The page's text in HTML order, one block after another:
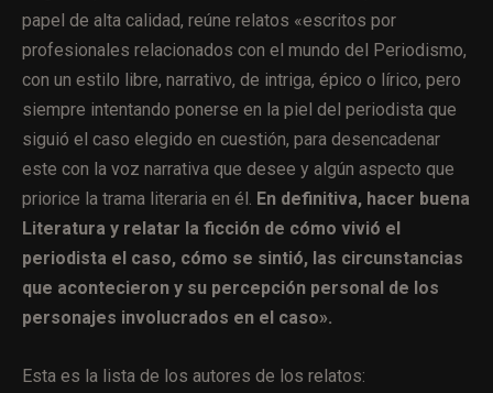
papel de alta calidad, reúne relatos «escritos por
profesionales relacionados con el mundo del Periodismo,
con un estilo libre, narrativo, de intriga, épico o lírico, pero
siempre intentando ponerse en la piel del periodista que
siguió el caso elegido en cuestión, para desencadenar
este con la voz narrativa que desee y algún aspecto que
priorice la trama literaria en él. En definitiva, hacer buena
Literatura y relatar la ficción de cómo vivió el
periodista el caso, cómo se sintió, las circunstancias
que acontecieron y su percepción personal de los
personajes involucrados en el caso».
Esta es la lista de los autores de los relatos: